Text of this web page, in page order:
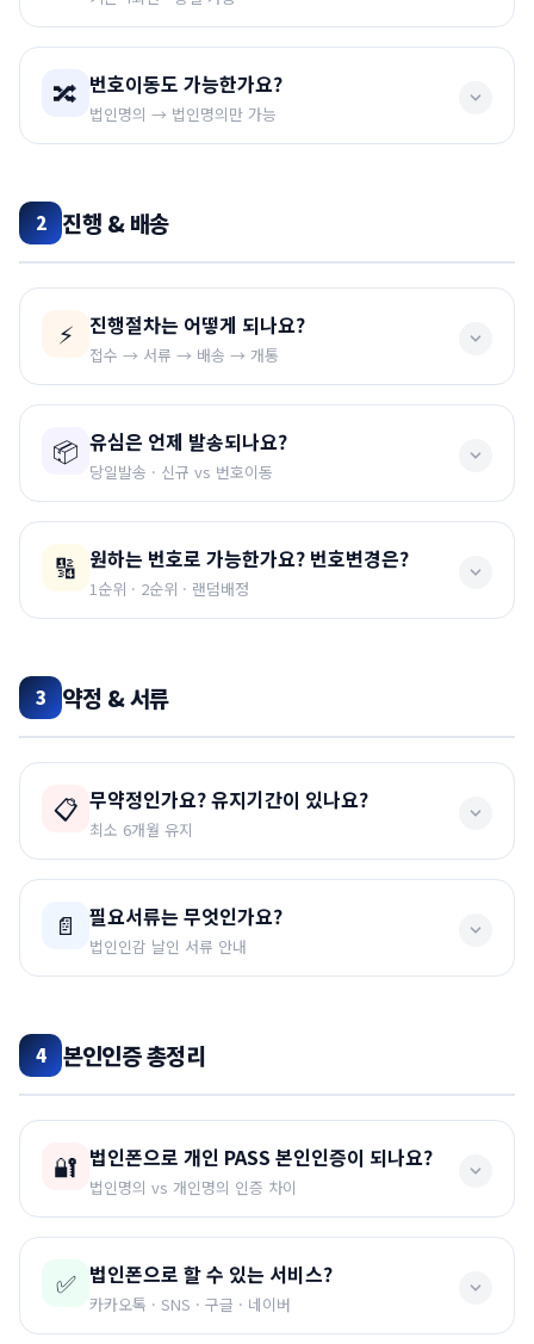
⚠️ 주의
2017년 이전 모델은 유심호환이 안될 수 있습니다.
우 증설이 가능합니다.
정상적인 사업을 위해 다량유심이 필요한 경우,초기 첫 4
요합니다.
🔴 공통 필수:가입신청서, 대표자 신분증, 법인 등기부
등본, 사업자등록증, 법인인감증명서, 한도 증설 요청서
🔴 대리인 신청 시:대리인 신분증, 건강보험 자격득실
확인서, 재직증명서(법인인감 날인), 위임장(법인인감
날인)
증명서, 4대보험 납입증명서, 지급보증보험 영수증
담보금액 = (월 요금 × 3개월) × 개통 회선수
증보험료 발생
진행 메뉴얼은 쉽고, 비용도 비싸지 않습니다.
🔀 번호이동도 가능한가요?
법인명의 → 법인명의만 가능
개인명의 번호는 법인명의로 변경 후 알뜰통신사 이동을
하셔야 합니다.
📌 참고사항
개인명의에서 법인명의 변경은 개인명의 가입된 통신사
에 연락하셔서 직접 처리하신 후 저희쪽에 연락주세요.
대표자 개인명의는 법인명의 변경이 수월할 수 있으나,
일반 직원의 개인명의 핸드폰 번호를 법인명의로 변경
하는 것은 어렵거나 불가능할 수 있으니 해당 통신사에
2 진행 & 배송
⚡ 진행절차는 어떻게 되나요?
접수 → 서류 → 배송 → 개통
① 신청서 폼 작성→ 자동기입되어 메일로 가입신청서
② 가입신청서 법인도장 날인 3곳+ 필요서류 메일 발
송
③ 상담톡을 통해 회사명 알려주기
④ 유심택배 배송 및 개통진행(평일기준 1~2일 소요)
⚠️ 필독
반드시 접수하기 →“제출” 버튼까지 완료할것!!
📦 유심은 언제 발송되나요?
당일발송 · 신규 vs 번호이동
송가능합니다. (당사 사정으로 1~2일 걸릴 수 있습니다.)
📌 번호이동
유심을 먼저 보내드리고, 받으신 후 연락주시면 개통해
드립니다.
연락 안하셔도 됩니다.
🔢 원하는 번호로 가능한가요? 번호변경은?
1순위 · 2순위 · 랜덤배정
회 시 없으면랜덤으로 배정
골드번호·연속된번호·월일로 유추되는 번호는 거의 불가능
하다고 보시면 됩니다.
💡 번호변경
랜덤으로 개통된 번호가 마음에 들지 않으시면1달 뒤
고객센터에서 번호변경이 가능합니다.
3 약정 & 서류
📋 무약정인가요? 유지기간이 있나요?
최소 6개월 유지
만한 개통이 제약됩니다.
혹시나 개통 전 미리 6개월 이내 해지 관련 담당자와 소
통이 있는 경우, 패널티 위약금 비용을 납부하고 개통은
해드릴 수 있습니다.
📄 필요서류는 무엇인가요?
법인인감 날인 서류 안내
가입신청서 / 위임장 / 확약서
법인 사업자등록증
법인인감증명서 (60일 이내)
대표자 신분증 사본 (뒷자리 가리고 / 대리인 접수여도 필
수)
📧 필요서류 메일전송 안내
구비서류 준비 후 메일로 발송해 주시면 빠르게 접수됩
니다.
4 본인인증 총정리
🔐 법인폰으로 개인 PASS 본인인증이 되나요?
법인명의 vs 개인명의 인증 차이
❌ 안 됩니다!
법인명의로 개통된 폰에서는 사용자(개인)의 PASS 본
✅ 법인폰으로 할 수 있는 서비스?
카카오톡 · SNS · 구글 · 네이버